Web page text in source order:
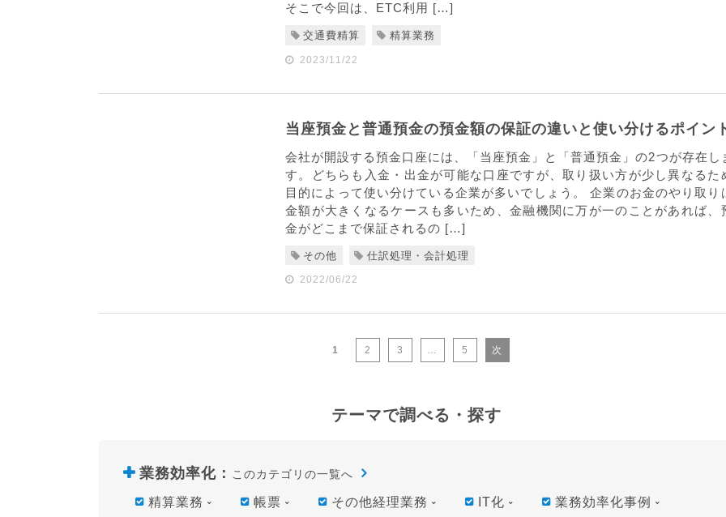
そこで今回は、ETC利用 […]
交通費精算 精算業務
2023/11/22
当座預金と普通預金の預金額の保証の違いと使い分けるポイン
会社が開設する預金口座には、「当座預金」と「普通預金」の2つが存在し
す。どちらも入金・出金が可能な口座ですが、取り扱い方が少し異なるた
目的によって使い分けている企業が多いでしょう。 企業のお金のやり取り
金額が大きくなるケースも多いため、金融機関に万が一のことがあれば、
金がどこまで保証されるの […]
その他 仕訳処理・会計処理
2022/06/22
1 2 3 … 5 次
テーマで調べる・探す
業務効率化 ： このカテゴリの一覧へ
精算業務 帳票 その他経理業務 IT化 業務効率化事例